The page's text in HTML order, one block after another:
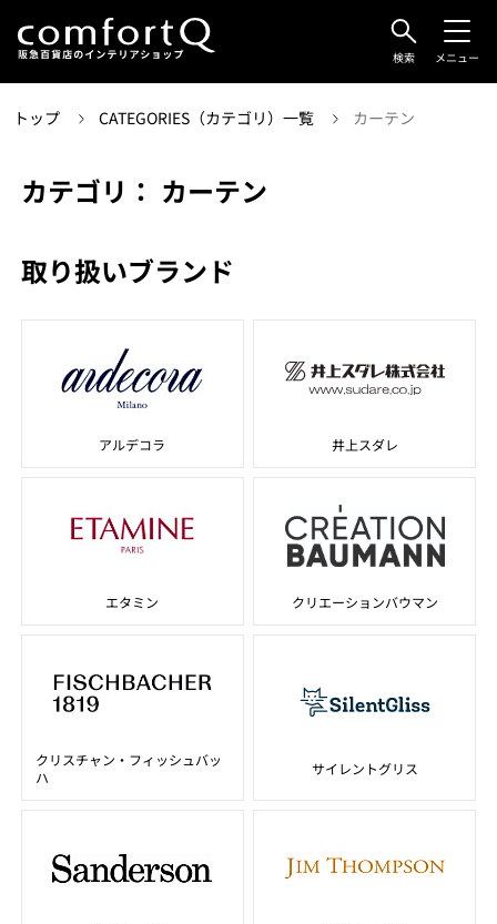
検索 メニュー
トップ CATEGORIES（カテゴリ）一覧 カーテン
カテゴリ： カーテン
取り扱いブランド
アルデコラ 井上スダレ
エタミン クリエーションバウマン
クリスチャン・フィッシュバッ
ハ
サイレントグリス